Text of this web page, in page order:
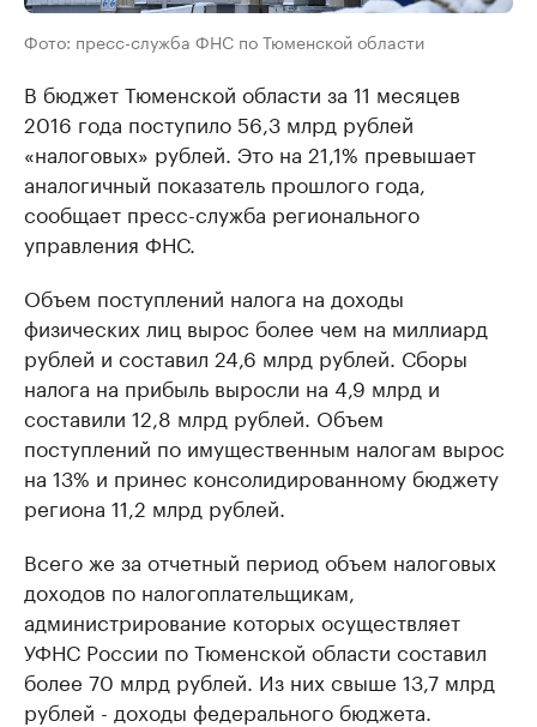
Фото: пресс-служба ФНС по Тюменской области
В бюджет Тюменской области за 11 месяцев
2016 года поступило 56,3 млрд рублей
«налоговых» рублей. Это на 21,1% превышает
аналогичный показатель прошлого года,
сообщает пресс-служба регионального
управления ФНС.
Объем поступлений налога на доходы
физических лиц вырос более чем на миллиард
рублей и составил 24,6 млрд рублей. Сборы
налога на прибыль выросли на 4,9 млрд и
составили 12,8 млрд рублей. Объем
поступлений по имущественным налогам вырос
на 13% и принес консолидированному бюджету
региона 11,2 млрд рублей.
Всего же за отчетный период объем налоговых
доходов по налогоплательщикам,
администрирование которых осуществляет
УФНС России по Тюменской области составил
более 70 млрд рублей. Из них свыше 13,7 млрд
рублей - доходы федерального бюджета.